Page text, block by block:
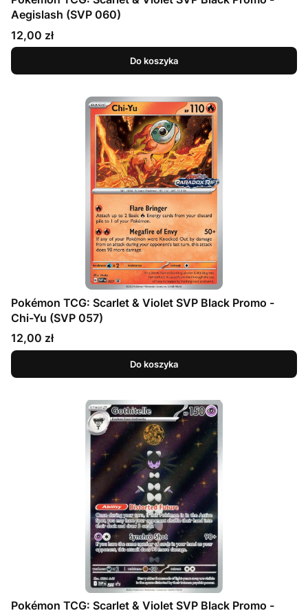
Aegislash (SVP 060)
Cena
12,00 zł
Do koszyka
Pokémon TCG: Scarlet & Violet SVP Black Promo -
Chi-Yu (SVP 057)
Cena
12,00 zł
Do koszyka
Pokémon TCG: Scarlet & Violet SVP Black Promo -